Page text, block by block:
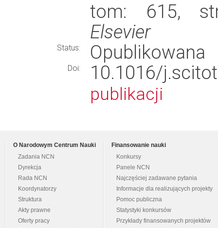
tom: 615,
Elsevier
Status: Opublikowana
Doi: 10.1016/
publikacji
O Narodowym Centrum Nauki
Zadania NCN
Dyrekcja
Rada NCN
Koordynatorzy
Struktura
Akty prawne
Oferty pracy
Finansowanie nauki
Konkursy
Panele NCN
Najczęściej zadawane pytania
Informacje dla realizujących projekty
Pomoc publiczna
Statystyki konkursów
Przykłady finansowanych projektów